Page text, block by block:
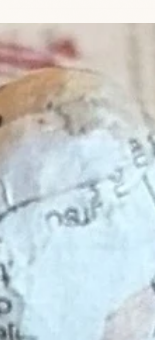
années à l'enseignement et à la sauvegarde du
dispensent des cours à Caen, Courseulles-sur-Mer et
expositions, tout en menant un remarquable travail
conservation du patrimoine. Grâce à leur
engagement, de nombreuses dentelles anciennes
sauvegardées avant de rejoindre, à terme, les
collections du Musée de Normandie.